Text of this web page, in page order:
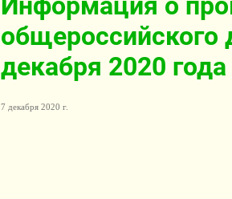
общероссийского
декабря 2020 года
7 декабря 2020 г.